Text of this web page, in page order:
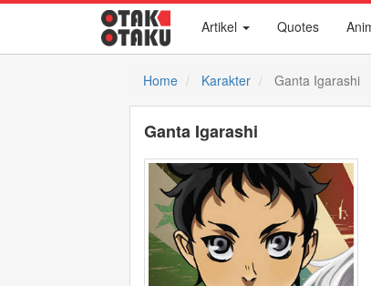
Artikel Quotes
Home Karakter Ganta Igarashi
Ganta Igarashi